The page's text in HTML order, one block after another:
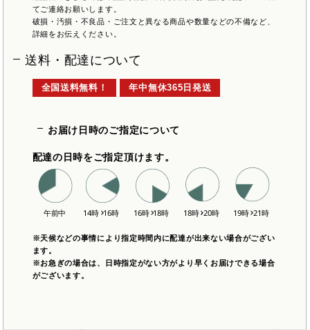
てご連絡お願いします。
破損・汚損・不良品・ご注文と異なる商品や数量などの不備など、
詳細をお伝えください。
送料・配達について
全国送料無料！ 年中無休365日発送
お届け日時のご指定について
配達の日時をご指定頂けます。
※天候などの事情により指定時間内に配達が出来ない場合がござい
ます。
※お急ぎの場合は、日時指定がない方がより早くお届けできる場合
がございます。